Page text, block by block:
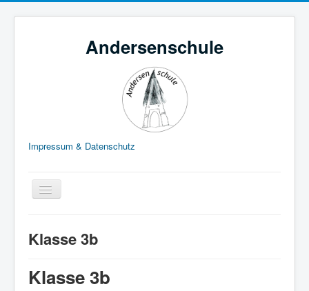
Andersenschule
Impressum & Datenschutz
Navigation
an/aus
Schule
Klassen
Klasse 3b
Klasse 3b